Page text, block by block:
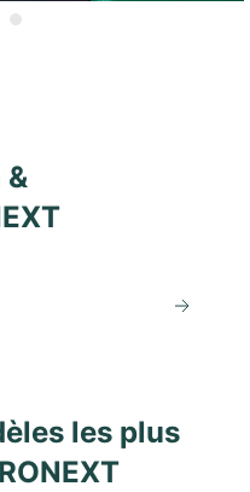
les plus